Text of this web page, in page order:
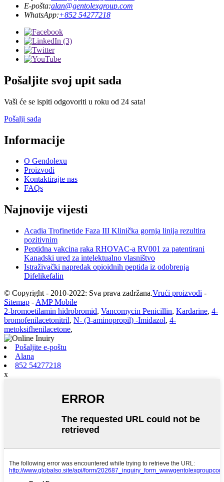
E-pošta:alan@gentolexgroup.com
WhatsApp:+852 54277218
Pošaljite svoj upit sada
Vaši će se ispiti odgovoriti u roku od 24 sata!
Pošalji sada
Informacije
O Gendolexu
Proizvodi
Kontaktirajte nas
FAQs
Najnovije vijesti
Acadia Trofinetide Faza III Klinička gornja linija rezultira
pozitivnim
Peptidna vakcina raka RHOVAC-a RV001 za patentirani
Kanadski ured za intelektualno vlasništvo
Istraživački napredak opioidnih peptida iz odobrenja
Difelikefalin
© Copyright - 2010-2022: Sva prava zadržana.Vrući proizvodi -
Sitemap - AMP Mobile
2-bromoetilamin hidrobromid, Vancomycin Penicillin, Kardarine, 4-
bromofenilacetonitril, N- (3-aminopropil) -Imidazol, 4-
metoksifhenilacetone,
Pošaljite e-poštu
Alana
852 54277218
x